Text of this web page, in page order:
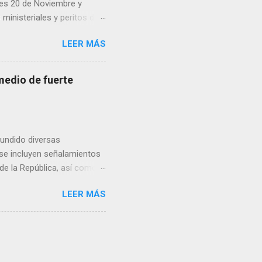
20 de Noviembre y
y peritos de
su identidad.LEER MÁS
de fuerte
diversas
incluyen señalamientos
la República, así como
lonas con imágenes de la
inconformidad. En este
ya afectó a
administrados por
LEER MÁS